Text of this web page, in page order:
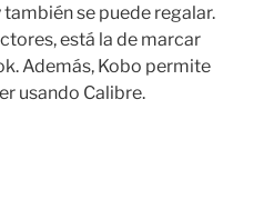
se puede regalar.
está la de marcar
Además, Kobo permite
usando Calibre.